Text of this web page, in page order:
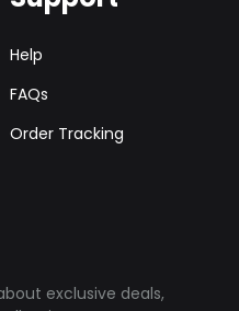
Help
FAQs
Order Tracking
exclusive deals,